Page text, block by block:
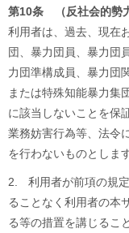
第10条 （反社会的勢
利用者は、過去、現在
団、暴力団員、暴力団
力団準構成員、暴力団
または特殊知能暴力集
に該当しないことを保
業務妨害行為等、法令
を行わないものとします
2.
利用者が前項の規
ることなく利用者の本
る等の措置を講じるこ